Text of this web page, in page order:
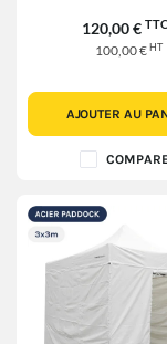
120,00 € TTC
100,00 €HT
AJOUTER AU